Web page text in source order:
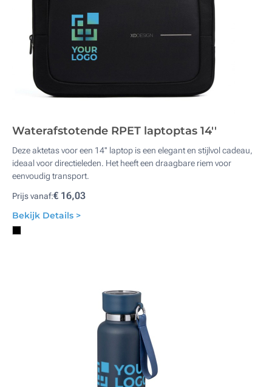
Waterafstotende RPET laptoptas 14''
Deze aktetas voor een 14'' laptop is een elegant en stijlvol cadeau,
ideaal voor directieleden. Het heeft een draagbare riem voor
eenvoudig transport.
Prijs vanaf:€ 16,03
Bekijk Details >